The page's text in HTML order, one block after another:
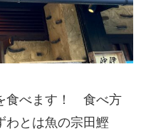
食べます！ 食べ方
わとは魚の宗田鰹